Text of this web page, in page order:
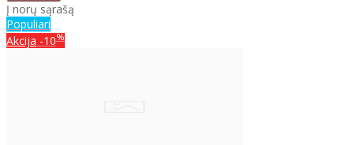
Į norų sąrašą
Populiari
Akcija -10%